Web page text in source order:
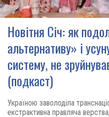
Новітня Січ: як
альтернативу» і
систему, не
(подкаст)
Україною заволоділа
екстрактивна правляча